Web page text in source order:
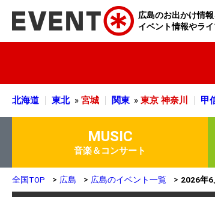
広島のお出かけ情報
イベント情報やラ
北海道 東北 » 宮城 関東 » 東京 神奈川 甲
MUSIC
音楽＆コンサート
全国TOP 広島 広島のイベント一覧 2026年